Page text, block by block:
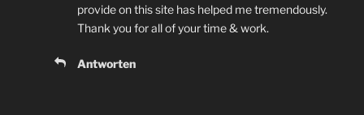
provide on this site has helped me tremendously.
Thank you for all of your time & work.
Antworten